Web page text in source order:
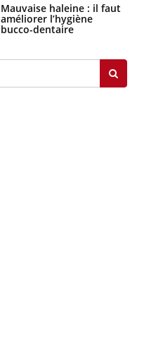
Mauvaise haleine : il faut
améliorer l’hygiène
bucco-dentaire